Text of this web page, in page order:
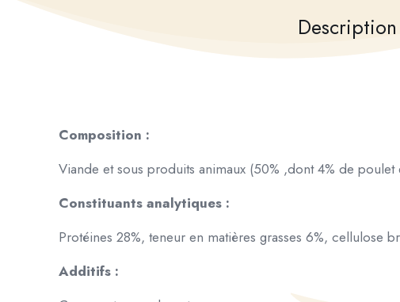
Description
Composition :
Viande et sous produits animaux (50% ,dont 4% de
Constituants analytiques :
Protéines 28%, teneur en matières grasses 6%, cellulose
Additifs :